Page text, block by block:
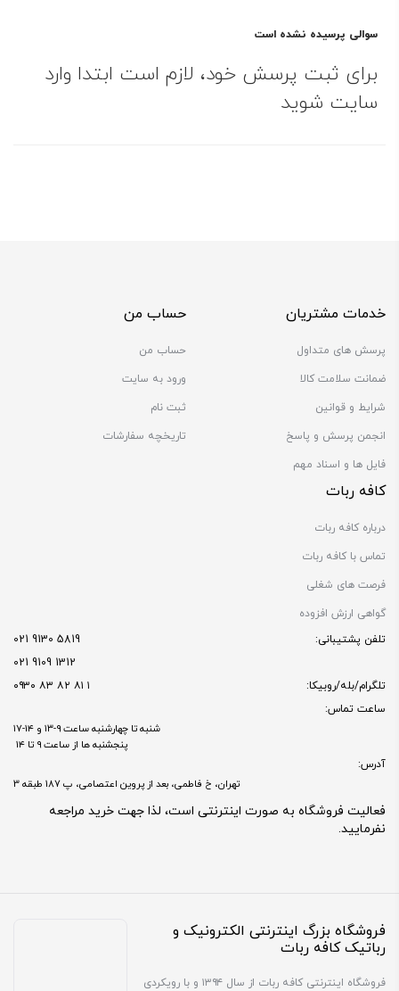
سوالی پرسیده نشده است
برای ثبت پرسش خود، لازم است ابتدا وارد
سایت شوید
خدمات مشتریان
پرسش های متداول
ضمانت سلامت کالا
شرایط و قوانین
انجمن پرسش و پاسخ
فایل ها و اسناد مهم
حساب من
حساب من
ورود به سایت
ثبت نام
تاریخچه سفارشات
کافه ربات
درباره کافه ربات
تماس با کافه ربات
فرصت های شغلی
گواهی ارزش افزوده
تلفن پشتیبانی:
5819 9130 021
1312 9109 021
تلگرام/بله/روبیکا:
۱ ۸۱ ۸۲ ۸۳ ۰۹۳۰
ساعت تماس:
شنبه تا چهارشنبه ساعت ۹-۱۳ و ۱۴-۱۷
پنجشنبه ها از ساعت ۹ تا ۱۴
آدرس:
تهران، خ فاطمی، بعد از پروین اعتصامی، پ 187 طبقه 3
فعالیت فروشگاه به صورت اینترنتی است، لذا جهت خرید مراجعه
نفرمایید.
فروشگاه بزرگ اینترنتی الکترونیک و
رباتیک کافه ربات
فروشگاه اینترنتی کافه ربات از سال ۱۳۹۴ و با رویکردی